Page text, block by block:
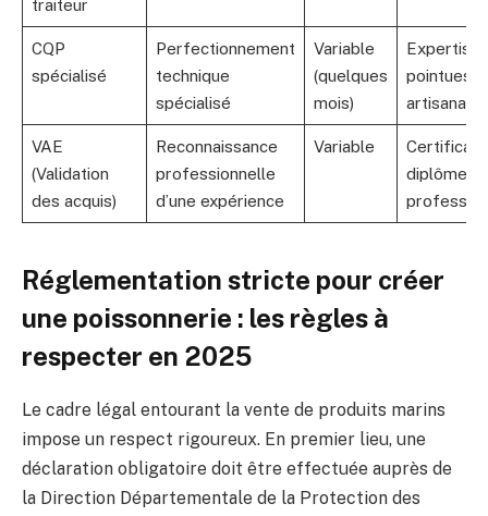
traiteur
CQP
spécialisé
Perfectionnement
technique
spécialisé
Variable
(quelques
mois)
Expertises
pointues
artisanat
VAE
(Validation
des acquis)
Reconnaissance
professionnelle
d’une expérience
Variable
Certificat
diplôme
Réglementation stricte pour créer
une poissonnerie : les règles à
respecter en 2025
Le cadre légal entourant la vente de produits marins
impose un respect rigoureux. En premier lieu, une
déclaration obligatoire doit être effectuée auprès de
la Direction Départementale de la Protection des